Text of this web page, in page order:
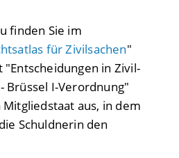
finden Sie im
für Zivilsachen"
in Zivil-
Brüssel I-Verordnung"
aus, in dem
Schuldnerin den